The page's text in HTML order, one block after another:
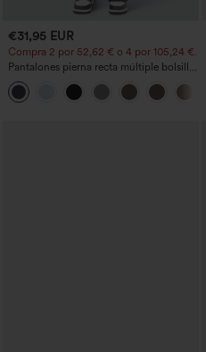
€31,95 EUR
Compra 2 por 52,62 € o 4 por 105,24 €.
Pantalones pierna recta múltiple bolsillo
botón tiro alto